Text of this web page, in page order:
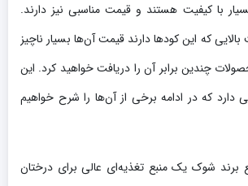
با کیفیت هستند و قیمت مناسبی نیز دارند.
بالایی که این کودها دارند قیمت آن‌ها بسیار ناچیز
چندین برابر آن را دریافت خواهید کرد. این
دارد که در ادامه برخی از آن‌ها را شرح خواهیم
برند شوک یک منبع تغذیه‌ای عالی برای درختان